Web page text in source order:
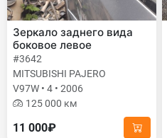
Зеркало заднего вида
боковое левое
#3642
MITSUBISHI PAJERO
V97W • 4 • 2006
125 000 км
11 000₽